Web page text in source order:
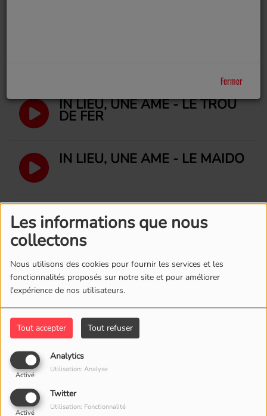
Les informations que nous
collectons
Nous utilisons des cookies pour fournir les services et les
fonctionnalités proposés sur notre site et pour améliorer
l'expérience de nos utilisateurs.
Tout accepter Tout refuser
Analytics
Activé
Utilisation: Analyse
Twitter
Activé
Utilisation: Fonctionnalité
IN LIEU, UNE ÂME - LE TROU
DE FER
IN LIEU, UNE ÂME - LE MAÏDO
IN LIEU,UNE ÂME - LE DIMITILE
IN LIEU, UNE ÂME - LE PITON
DES NEIGES
IN LIEU, UNE ÂME - LE PHARE
DE BEL AIR
IN LIEU, UNE ÂME - MAFATE
Fermer